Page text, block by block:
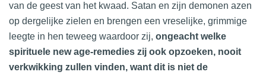
van de geest van het kwaad. Satan en zijn demonen azen
op dergelijke zielen en brengen een vreselijke, grimmige
leegte in hen teweeg waardoor zij, ongeacht welke
spirituele new age-remedies zij ook opzoeken, nooit
verkwikking zullen vinden, want dit is niet de